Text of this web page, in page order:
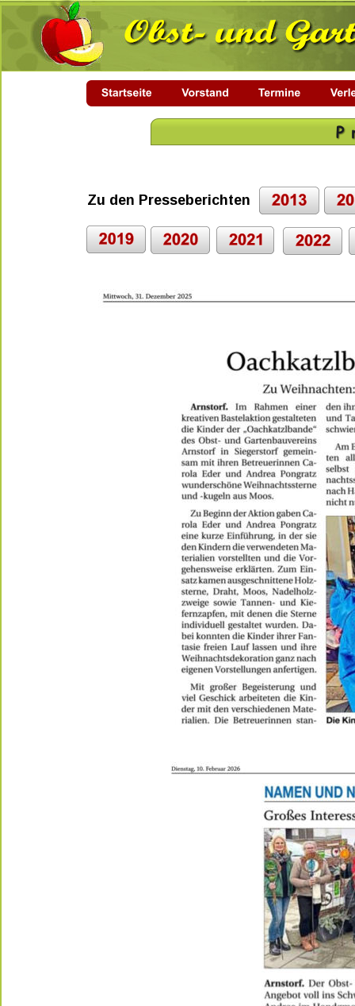
Zu den Presseberichten